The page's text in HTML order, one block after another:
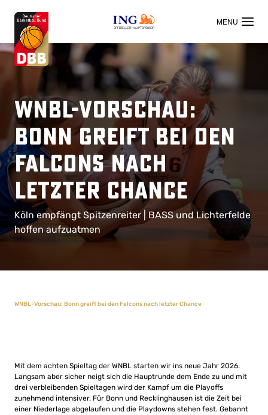
OFFIZIELLER HAUPTSPONSOR
WNBL-Vorschau:
Bonn greift bei den
Falcons nach
letzter Chance
Köln empfängt Spitzenreiter | BASS und Lichterfelde
hoffen aufzuatmen
WNBL-Vorschau: Bonn greift bei den Falcons nach letzter Chance
Mit dem achten Spieltag der WNBL starten wir ins neue Jahr 2026.
Langsam aber sicher neigt sich die Hauptrunde dem Ende zu und mit
drei verbleibenden Spieltagen wird der Kampf um die Playoffs
zunehmend intensiver. Für Bonn und Recklinghausen ist die Zeit bei
einer Niederlage abgelaufen und die Playdowns stehen fest. Gebannt